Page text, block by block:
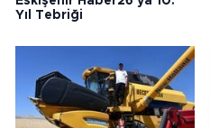
Yıl Tebriği